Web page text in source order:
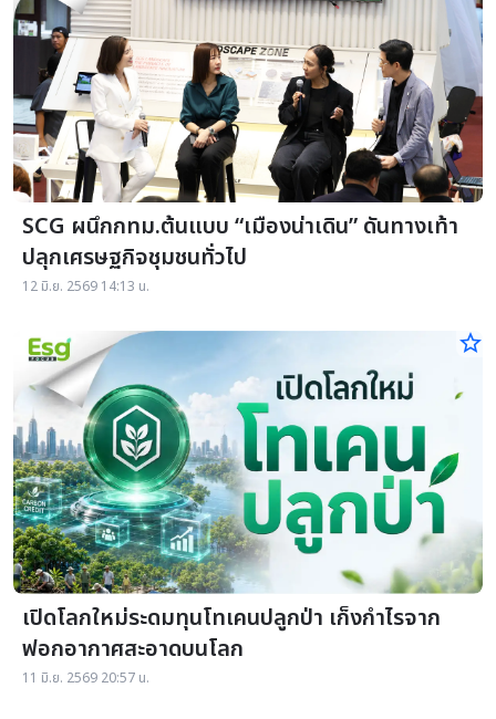
SCG ผนึกกทม.ต้นแบบ “เมืองน่าเดิน” ดันทางเท้า
ปลุกเศรษฐกิจชุมชนทั่วไป
12 มิ.ย. 2569 14:13 น.
star_border
เปิดโลกใหม่ระดมทุนโทเคนปลูกป่า เก็งกำไรจาก
ฟอกอากาศสะอาดบนโลก
11 มิ.ย. 2569 20:57 น.